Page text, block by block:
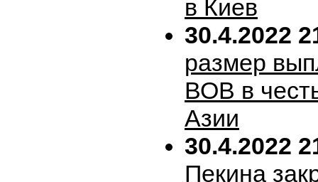
в Киев
30.4.2022
размер
ВОВ в
Азии
30.4.2022
Пекина